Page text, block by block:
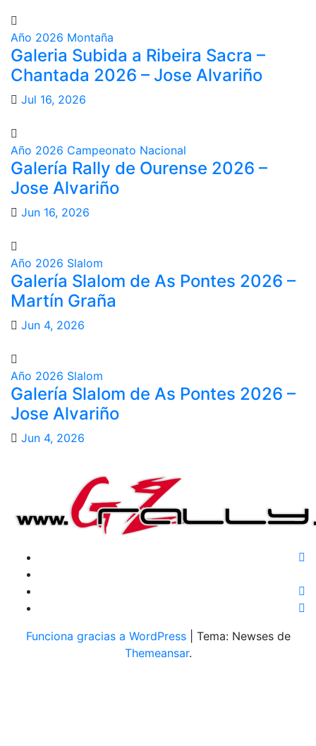
Año 2026 Montaña
Galeria Subida a Ribeira Sacra –
Chantada 2026 – Jose Alvariño
Jul 16, 2026
Año 2026 Campeonato Nacional
Galería Rally de Ourense 2026 –
Jose Alvariño
Jun 16, 2026
Año 2026 Slalom
Galería Slalom de As Pontes 2026 –
Martín Graña
Jun 4, 2026
Año 2026 Slalom
Galería Slalom de As Pontes 2026 –
Jose Alvariño
Jun 4, 2026
Funciona gracias a WordPress
Tema: Newses de
Themeansar.